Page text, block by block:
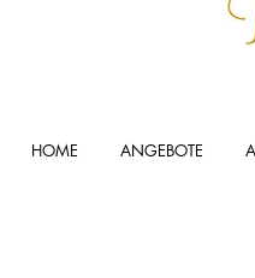
HOME ANGEBOTE